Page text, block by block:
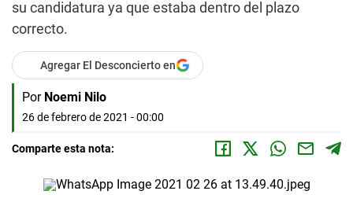
su candidatura ya que estaba dentro del plazo
correcto.
Agregar El Desconcierto en
Por Noemi Nilo
26 de febrero de 2021 - 00:00
Comparte esta nota: